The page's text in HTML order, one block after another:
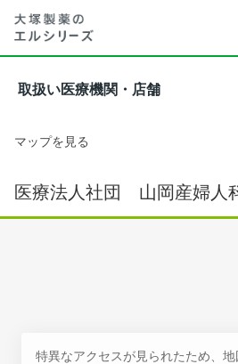
取扱い医療機関・店舗
マップを見る
医療法人社団 山岡産婦人
特異なアクセスが見られたため、